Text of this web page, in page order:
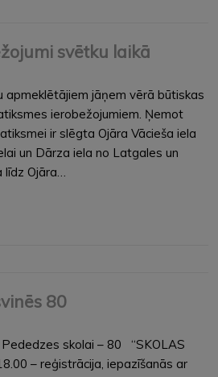
svētku laikā
apmeklētājiem jāņem vērā būtiskas
ierobežojumiem. Ņemot
ir slēgta Ojāra Vācieša iela
un Dārza iela no Latgales un
līdz Ojāra…
80
skolai – 80 “SKOLAS
– reģistrācija, iepazīšanās ar